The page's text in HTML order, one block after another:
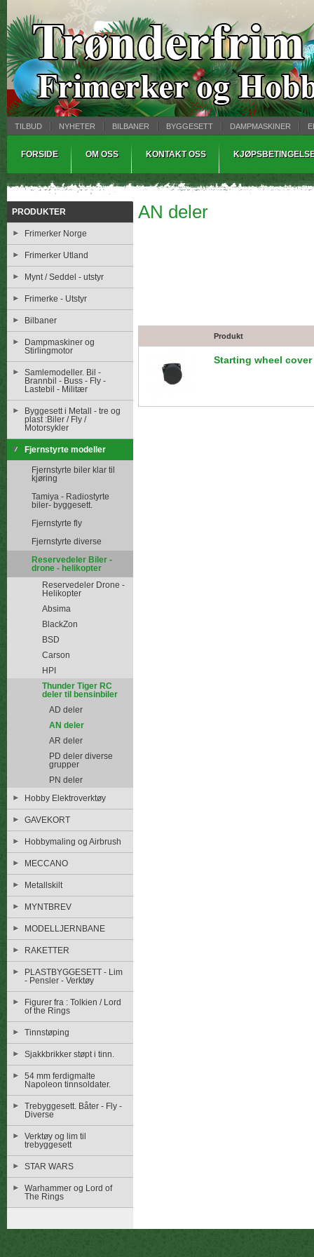
TILBUD NYHETER BILBANER BYGGESETT DAMPMASKINER
FORSIDE OM OSS KONTAKT OSS
PRODUKTER
Frimerker Norge
Frimerker Utland
Mynt / Seddel - utstyr
Frimerke - Utstyr
Bilbaner
Dampmaskiner og
Stirlingmotor
Samlemodeller. Bil -
Brannbil - Buss - Fly -
Lastebil - Militær
Byggesett i Metall - tre og
plast :Biler / Fly /
Motorsykler
Fjernstyrte modeller
Fjernstyrte biler klar til
kjøring
Tamiya - Radiostyrte
biler- byggesett.
Fjernstyrte fly
Fjernstyrte diverse
Reservedeler Biler -
drone - helikopter
Reservedeler Drone -
Helikopter
Absima
BlackZon
BSD
Carson
HPI
Thunder Tiger RC
deler til bensinbiler
AD deler
AN deler
AR deler
PD deler diverse
grupper
PN deler
Hobby Elektroverktøy
GAVEKORT
Hobbymaling og Airbrush
MECCANO
Metallskilt
MYNTBREV
MODELLJERNBANE
RAKETTER
PLASTBYGGESETT - Lim
- Pensler - Verktøy
Figurer fra : Tolkien / Lord
of the Rings
Tinnstøping
Sjakkbrikker støpt i tinn.
54 mm ferdigmalte
Napoleon tinnsoldater.
Trebyggesett. Båter - Fly -
Diverse
Verktøy og lim til
trebyggesett
STAR WARS
Warhammer og Lord of
The Rings
AN deler
Produkt
Starting wheel cover